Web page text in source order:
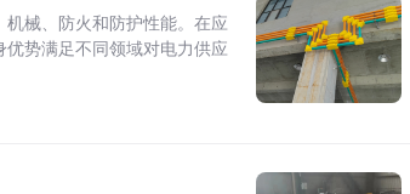
械、防火和防护性能。在应
势满足不同领域对电力供应